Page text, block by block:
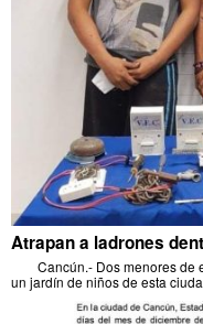
Atrapan a ladrones
Cancún.- Dos menores de
un jardín de niños de esta